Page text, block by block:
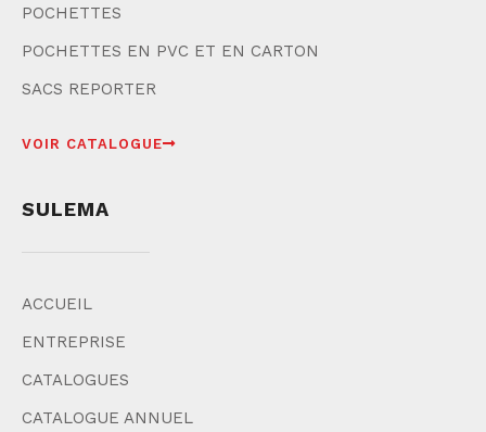
POCHETTES
POCHETTES EN PVC ET EN CARTON
SACS REPORTER
VOIR CATALOGUE
SULEMA
ACCUEIL
ENTREPRISE
CATALOGUES
CATALOGUE ANNUEL